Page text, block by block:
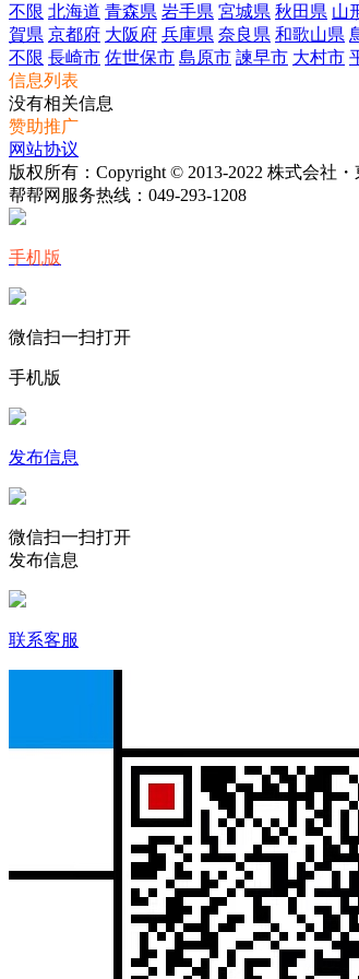
不限 北海道 青森県 岩手県 宮城県 秋田県 山
賀県 京都府 大阪府 兵庫県 奈良県 和歌山県
不限 長崎市 佐世保市 島原市 諫早市 大村市
信息列表
没有相关信息
赞助推广
网站协议
版权所有：Copyright © 2013-2022 株式会社・
帮帮网服务热线： 049-293-1208
手机版
微信扫一扫打开
手机版
发布信息
微信扫一扫打开
发布信息
联系客服